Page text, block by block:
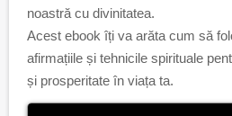
noastră cu divinitatea.
Acest ebook îți va arăta cum să
afirmațiile și tehnicile spirituale
și prosperitate în viața ta.